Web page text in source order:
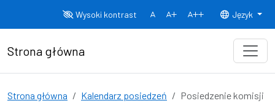
Wysoki kontrast
Normalny rozmiar czcionki
Rozmiar czcionki 150% Rozmiar
Język
Strona główna
Strona główna Kalendarz posiedzeń Posiedzenie komisji